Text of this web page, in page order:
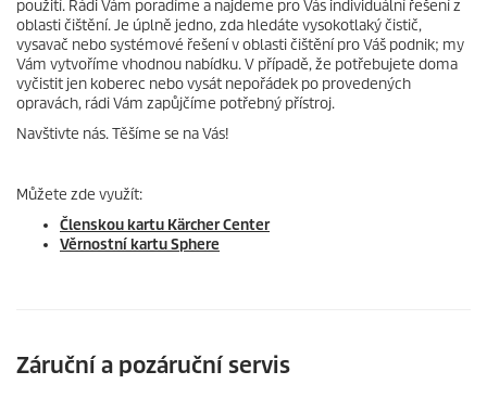
použití. Rádi Vám poradíme a najdeme pro Vás individuální řešení z
oblasti čištění. Je úplně jedno, zda hledáte vysokotlaký čistič,
vysavač nebo systémové řešení v oblasti čištění pro Váš podnik; my
Vám vytvoříme vhodnou nabídku. V případě, že potřebujete doma
vyčistit jen koberec nebo vysát nepořádek po provedených
opravách, rádi Vám zapůjčíme potřebný přístroj.
Navštivte nás. Těšíme se na Vás!
Můžete zde využít:
Členskou kartu Kärcher Center
Věrnostní kartu Sphere
Záruční a pozáruční servis